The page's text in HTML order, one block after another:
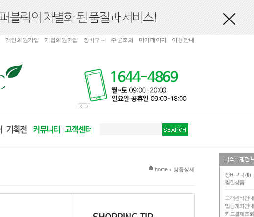
장바구니 (0)
찜한상품
고객센터안내
입금계좌안내
카드결제조회
개인회원가입 기업회원가입 장바구니 주문조회 마이페이지 이용안내
현재 위치
home > 상품상세